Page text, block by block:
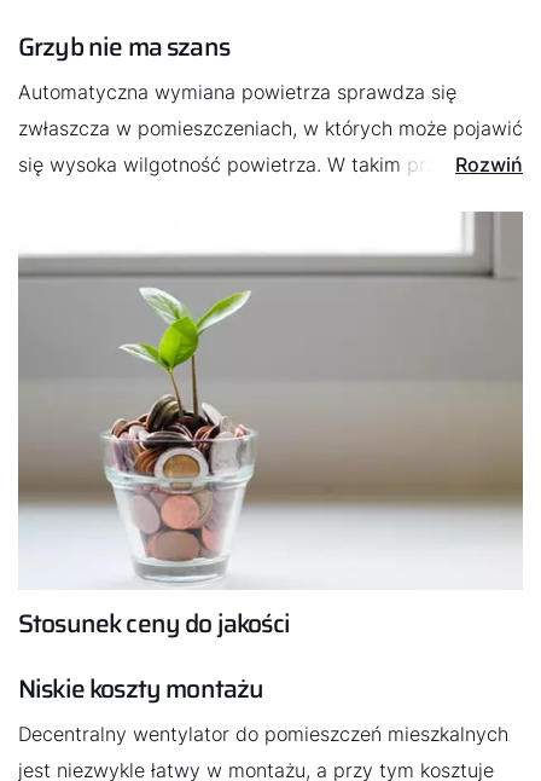
szkodliwe substancje w formie gazu przedostają się na
zewnątrz i nie mogą się kumulować w stopniu
stwarzającym zagrożenie. To rozwiązanie stanowi też
barierę dla pyłu oraz owadów. Ponadto precyzyjne
Grzyb nie ma szans
Automatyczna wymiana powietrza sprawdza się
zwłaszcza w pomieszczeniach, w których może pojawić
się wysoka wilgotność powietrza. W takim przypadku
poziom wilgotności powietrza w łazience lub w kuchni,
dzięki czemu pleśń nie ma szans się rozwinąć.
Decentralna wentylacja może stanowić sensowną
inwestycję także w sypialni. Optymalne powietrze
pozwala bowiem cieszyć się spokojnym i relaksującym
Rozwiń
Stosunek ceny do jakości
Niskie koszty montażu
Decentralny wentylator do pomieszczeń mieszkalnych
jest niezwykle łatwy w montażu, a przy tym kosztuje